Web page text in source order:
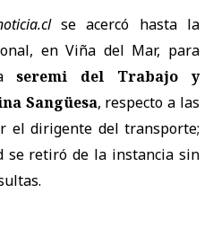
se acercó hasta la
en Viña del Mar, para
seremi del Trabajo y
Sangüesa, respecto a las
el dirigente del transporte;
se retiró de la instancia sin